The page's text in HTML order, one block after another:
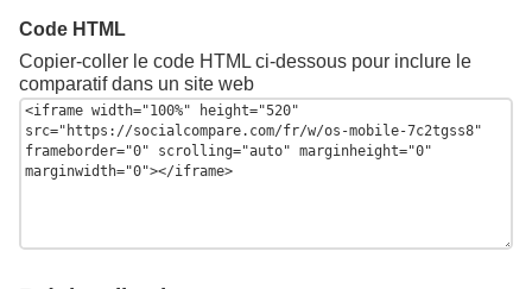
Code HTML
Copier-coller le code HTML ci-dessous pour inclure le
comparatif dans un site web